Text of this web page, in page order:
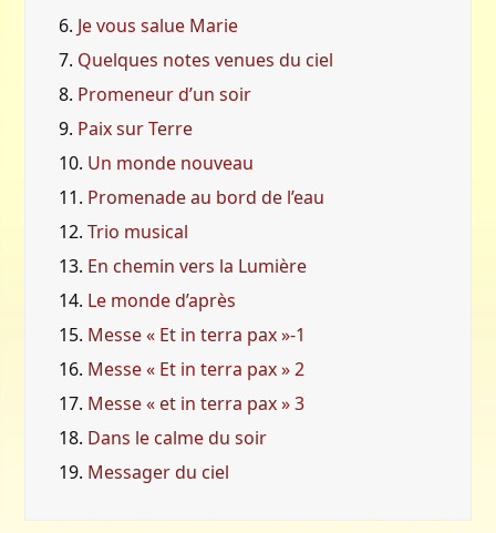
6. Je vous salue Marie
7. Quelques notes venues du ciel
8. Promeneur d’un soir
9. Paix sur Terre
10. Un monde nouveau
11. Promenade au bord de l’eau
12. Trio musical
13. En chemin vers la Lumière
14. Le monde d’après
15. Messe « Et in terra pax »-1
16. Messe « Et in terra pax » 2
17. Messe « et in terra pax » 3
18. Dans le calme du soir
19. Messager du ciel